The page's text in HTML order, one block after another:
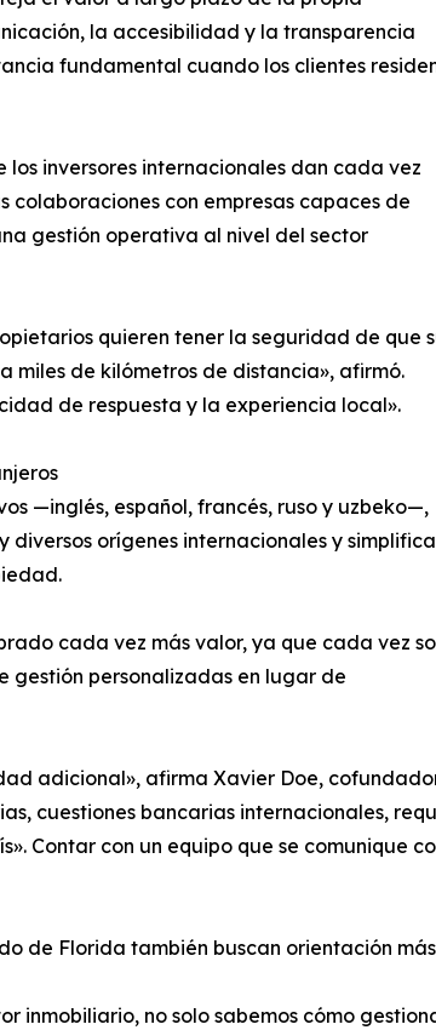
la accesibilidad y la transparencia
fundamental cuando los clientes
los inversores internacionales dan cada vez
colaboraciones con empresas capaces de
gestión operativa al nivel del sector
quieren tener la seguridad de que
miles de kilómetros de distancia», afirmó.
de respuesta y la experiencia local».
—inglés, español, francés, ruso y uzbeko—,
orígenes internacionales y
cada vez más valor, ya que cada vez
gestión personalizadas en lugar de
adicional», afirma Xavier Doe,
cuestiones bancarias internacionales,
Contar con un equipo que se comunique
de Florida también buscan orientación
inmobiliario, no solo sabemos cómo